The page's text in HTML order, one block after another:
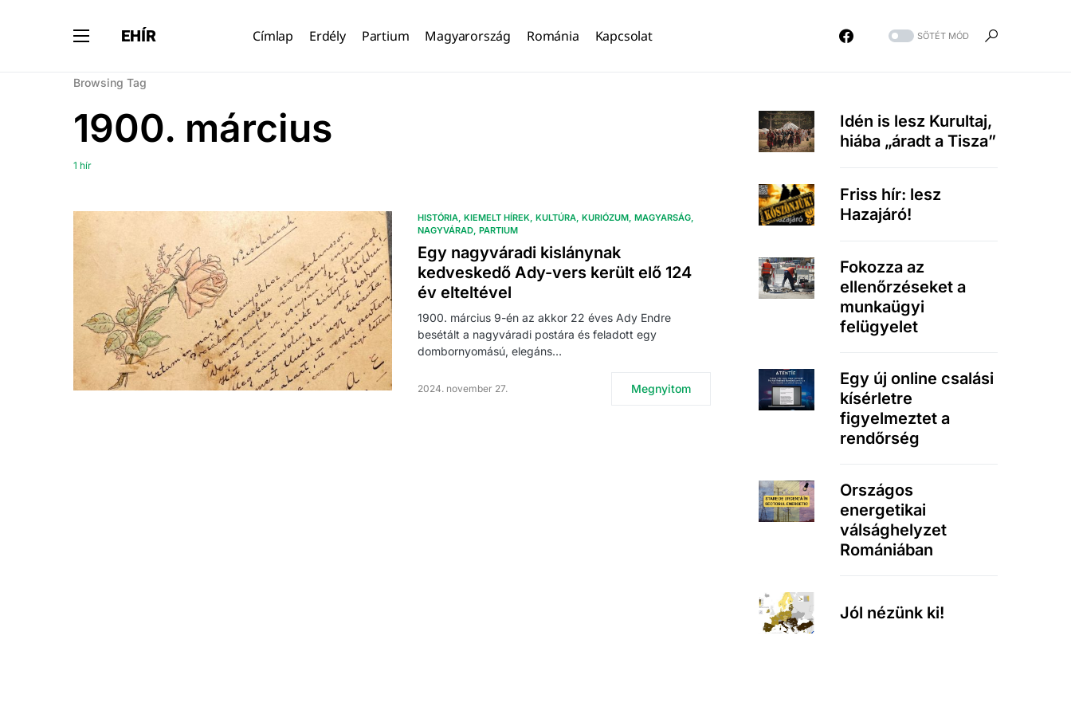
EHÍR Címlap Erdély Partium Magyarország Románia Kapcsolat SÖTÉT MÓD
Browsing Tag
1900. március
1 hír
HISTÓRIA KIEMELT HÍREK KULTÚRA KURIÓZUM MAGYARSÁG
NAGYVÁRAD PARTIUM
Egy nagyváradi kislánynak
kedveskedő Ady-vers került elő 124
év elteltével
1900. március 9-én az akkor 22 éves Ady Endre
besétált a nagyváradi postára és feladott egy
dombornyomású, elegáns…
2024. november 27. Megnyitom
Idén is lesz Kurultaj,
hiába „áradt a Tisza”
Friss hír: lesz
Hazajáró!
Fokozza az
ellenőrzéseket a
munkaügyi
felügyelet
Egy új online csalási
kísérletre
figyelmeztet a
rendőrség
Országos
energetikai
válsághelyzet
Romániában
Jól nézünk ki!